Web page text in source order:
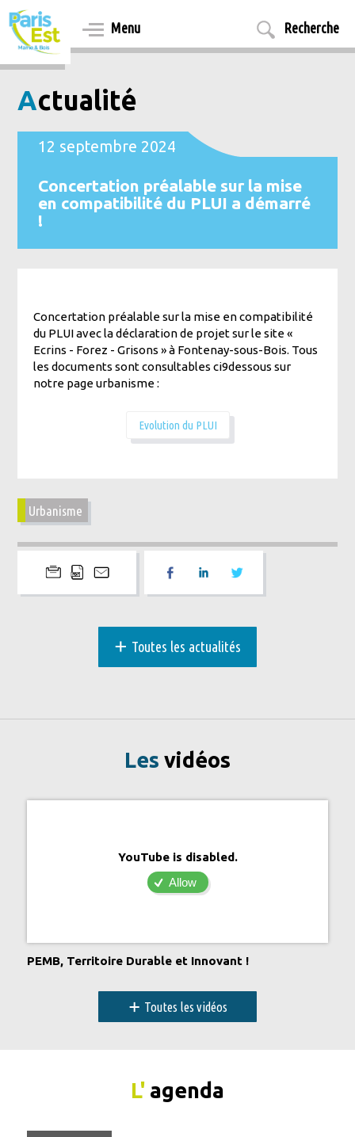
Aller
au
contenu
principal
Menu Recherche
Actualité
12 septembre 2024
Concertation préalable sur la mise
en compatibilité du PLUI a démarré
!
Concertation préalable sur la mise en compatibilité
du PLUI avec la déclaration de projet sur le site «
Ecrins - Forez - Grisons » à Fontenay-sous-Bois. Tous
les documents sont consultables ci9dessous sur
notre page urbanisme :
Evolution du PLUI
Urbanisme
+ Toutes les actualités
Les vidéos
YouTube is disabled.
Allow
PEMB, Territoire Durable et Innovant !
+ Toutes les vidéos
L' agenda